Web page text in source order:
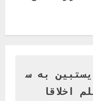
الكبرى
به س
اخلاقا